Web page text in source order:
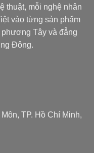
thuật, mỗi nghệ nhân
vào từng sản phẩm
Tây và đẳng
Đông.
TP. Hồ Chí Minh,